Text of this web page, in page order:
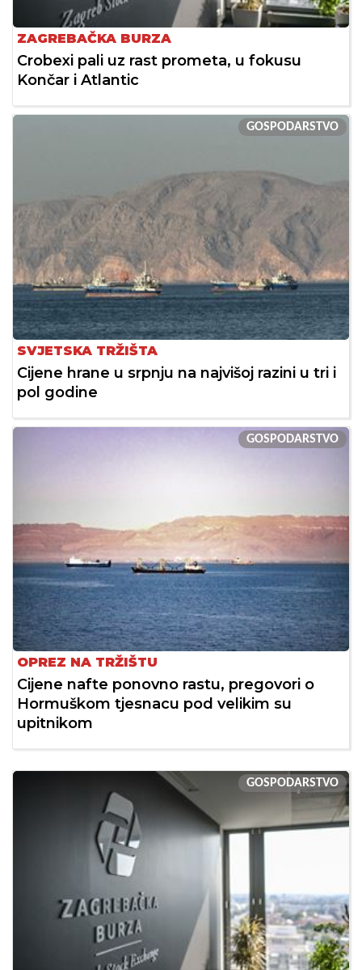
ZAGREBAČKA BURZA
Crobexi pali uz rast prometa, u fokusu
Končar i Atlantic
GOSPODARSTVO
SVJETSKA TRŽIŠTA
Cijene hrane u srpnju na najvišoj razini u tri i
pol godine
GOSPODARSTVO
OPREZ NA TRŽIŠTU
Cijene nafte ponovno rastu, pregovori o
Hormuškom tjesnacu pod velikim su
upitnikom
GOSPODARSTVO